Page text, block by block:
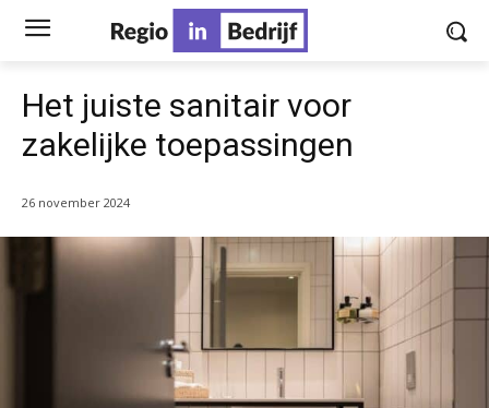
Het juiste sanitair voor
zakelijke toepassingen
26 november 2024